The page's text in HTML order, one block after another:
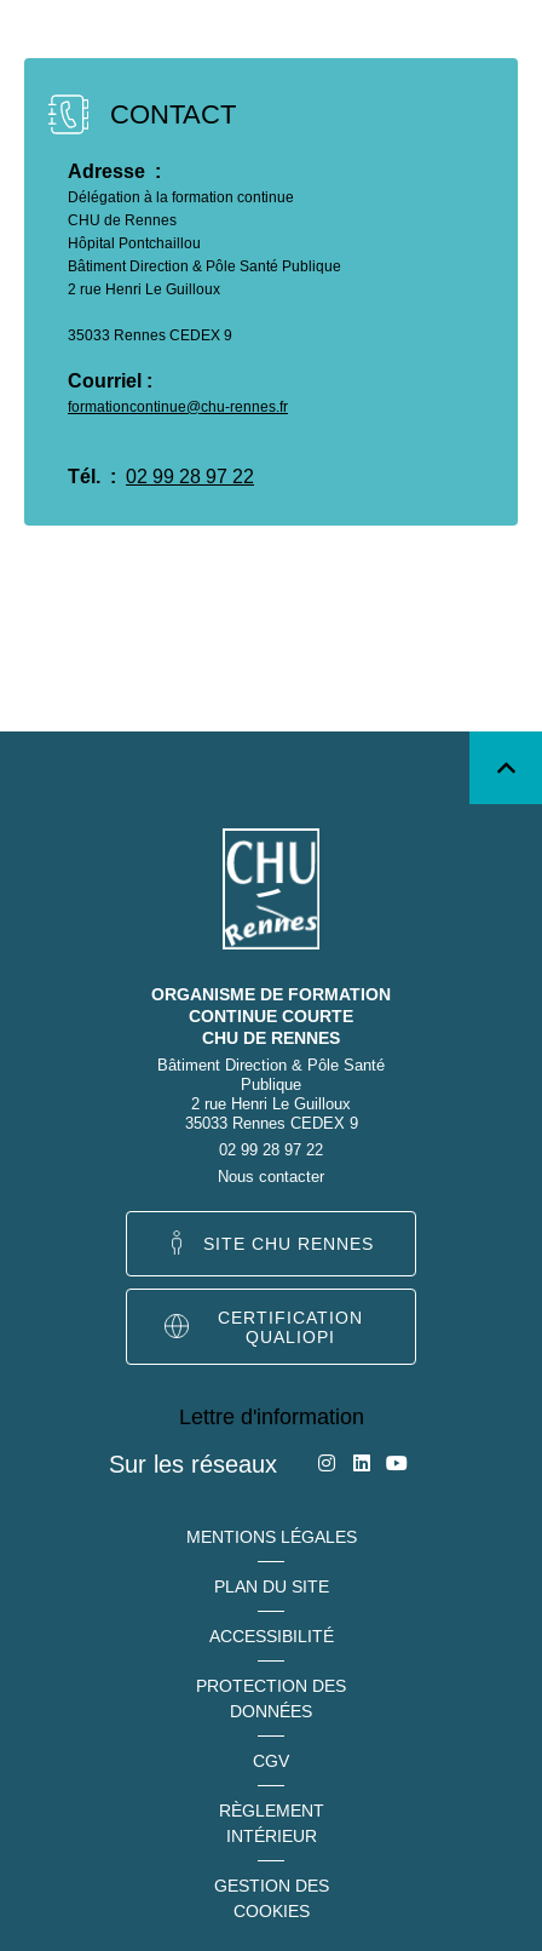
CONTACT
Adresse  :
Délégation à la formation continue
CHU de Rennes
Hôpital Pontchaillou
Bâtiment Direction & Pôle Santé Publique
2 rue Henri Le Guilloux
35033 Rennes CEDEX 9
Courriel :
formationcontinue@chu-rennes.fr
Tél.  : 02 99 28 97 22
ORGANISME DE FORMATION
CONTINUE COURTE
CHU DE RENNES
Bâtiment Direction & Pôle Santé
Publique
2 rue Henri Le Guilloux
35033 Rennes CEDEX 9
02 99 28 97 22
Nous contacter
SITE CHU RENNES
CERTIFICATION
QUALIOPI
Lettre d'information
Sur les réseaux
MENTIONS LÉGALES
PLAN DU SITE
ACCESSIBILITÉ
PROTECTION DES
DONNÉES
CGV
RÈGLEMENT
INTÉRIEUR
GESTION DES
COOKIES